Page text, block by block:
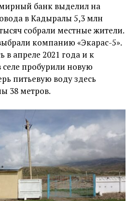
банк выделил на
в Кадыралы 5,3 млн
собрали местные жители.
компанию «Экарас-5».
в апреле 2021 года и к
селе пробурили новую
питьевую воду здесь
38 метров.